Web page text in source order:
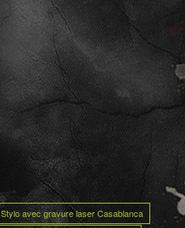
Stylo avec gravure laser Casablanca